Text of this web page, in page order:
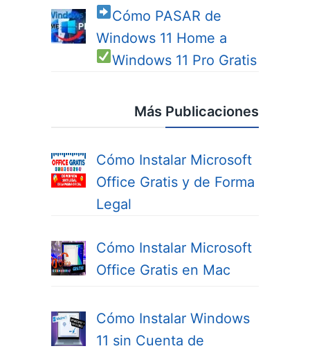
Cómo PASAR de
Windows 11 Home a
Windows 11 Pro Gratis
Más Publicaciones
Cómo Instalar Microsoft
Office Gratis y de Forma
Legal
Cómo Instalar Microsoft
Office Gratis en Mac
Cómo Instalar Windows
11 sin Cuenta de